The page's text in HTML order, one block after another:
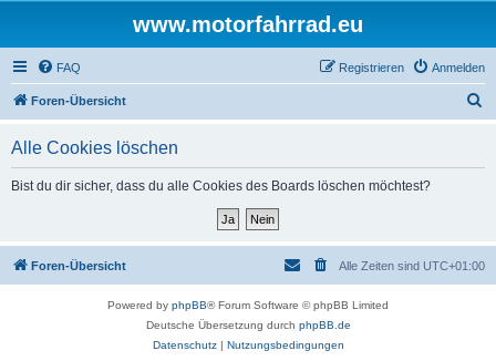
www.motorfahrrad.eu
FAQ Anmelden
Registrieren
Foren-Übersicht
Alle Cookies löschen
Bist du dir sicher, dass du alle Cookies des Boards löschen möchtest?
Foren-Übersicht Alle Zeiten sind UTC+01:00
Powered by phpBB® Forum Software © phpBB Limited
Deutsche Übersetzung durch phpBB.de
Datenschutz| Nutzungsbedingungen